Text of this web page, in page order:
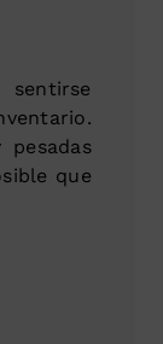
pesadas
que